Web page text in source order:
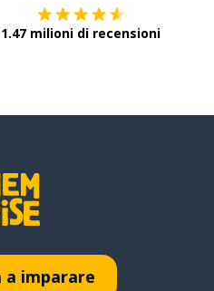
1.47 milioni di recensioni
a imparare